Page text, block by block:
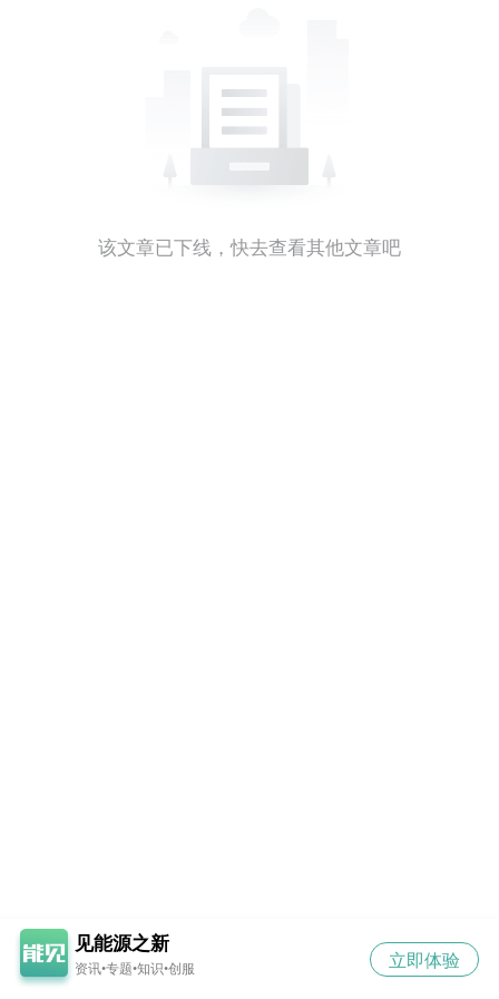
该文章已下线，快去查看其他文章吧
见能源之新
资讯•专题•知识•创服 立即体验